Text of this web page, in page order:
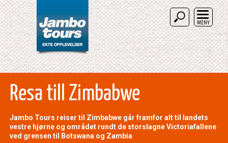
MENY
Resa till Zimbabwe
Jambo Tours reiser til Zimbabwe går framfor alt til landets
vestre hjørne og området rundt de storslagne Victoriafallene
ved grensen til Botswana og Zambia